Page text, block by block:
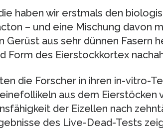
haben wir erstmals den
– und eine Mischung davon
Gerüst aus sehr dünnen Fasern
Form des Eierstockkortex
die Forscher in ihren in-vitro-
aus dem Eierstöcken
der Eizellen nach
des Live-Dead-Tests